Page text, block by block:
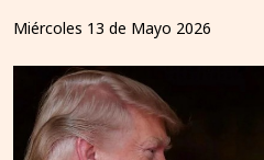
Miércoles 13 de Mayo 2026